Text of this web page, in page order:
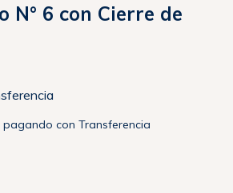
N° 6 con Cierre de
pagando con Transferencia